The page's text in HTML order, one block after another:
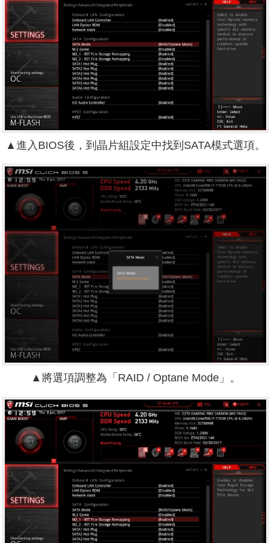
▲進入BIOS後，到晶片組設定中找到SATA模式選項。
▲將選項調整為「RAID / Optane Mode」。